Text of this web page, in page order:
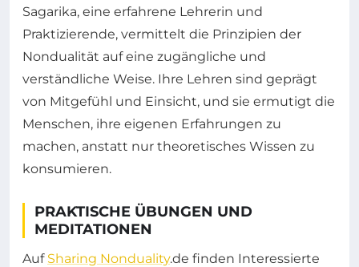
Sagarika, eine erfahrene Lehrerin und
Praktizierende, vermittelt die Prinzipien der
Nondualität auf eine zugängliche und
verständliche Weise. Ihre Lehren sind geprägt
von Mitgefühl und Einsicht, und sie ermutigt die
Menschen, ihre eigenen Erfahrungen zu
machen, anstatt nur theoretisches Wissen zu
konsumieren.
PRAKTISCHE ÜBUNGEN UND
MEDITATIONEN
Auf Sharing Nonduality.de finden Interessierte